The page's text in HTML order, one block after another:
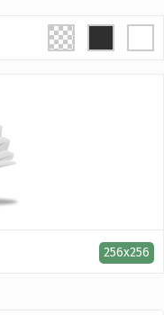
256x256